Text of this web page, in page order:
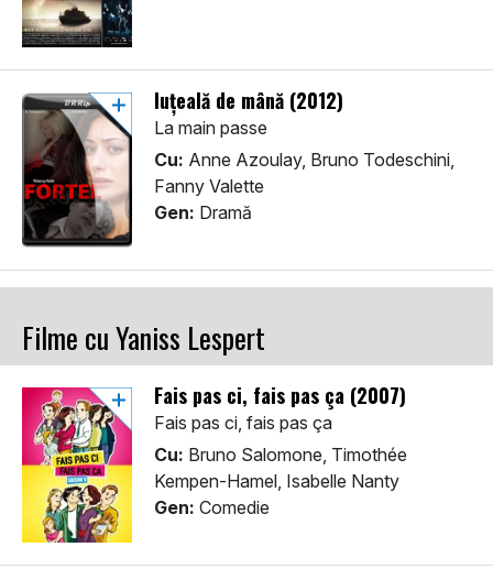
Iuţeală de mână (2012)
La main passe
Cu: Anne Azoulay, Bruno Todeschini,
Fanny Valette
Gen: Dramă
Filme cu Yaniss Lespert
Fais pas ci, fais pas ça (2007)
Fais pas ci, fais pas ça
Cu: Bruno Salomone, Timothée
Kempen-Hamel, Isabelle Nanty
Gen: Comedie